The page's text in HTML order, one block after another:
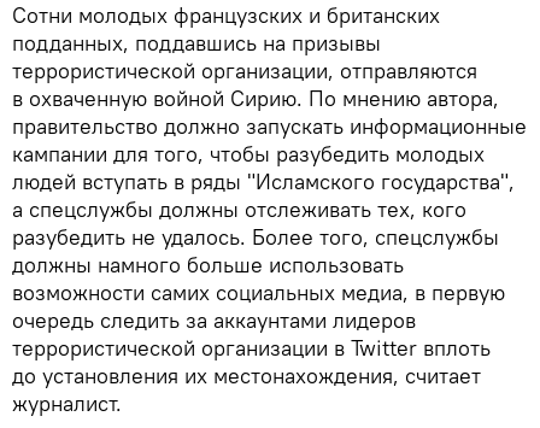
Сотни молодых французских и британских
подданных, поддавшись на призывы
террористической организации, отправляются
в охваченную войной Сирию. По мнению автора,
правительство должно запускать информационные
кампании для того, чтобы разубедить молодых
людей вступать в ряды "Исламского государства",
а спецслужбы должны отслеживать тех, кого
разубедить не удалось. Более того, спецслужбы
должны намного больше использовать
возможности самих социальных медиа, в первую
очередь следить за аккаунтами лидеров
террористической организации в Twitter вплоть
до установления их местонахождения, считает
журналист.